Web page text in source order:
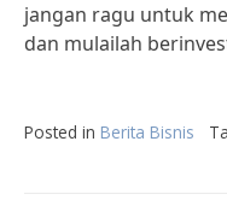
jangan ragu untuk
dan mulailah
Posted in Berita Bisnis